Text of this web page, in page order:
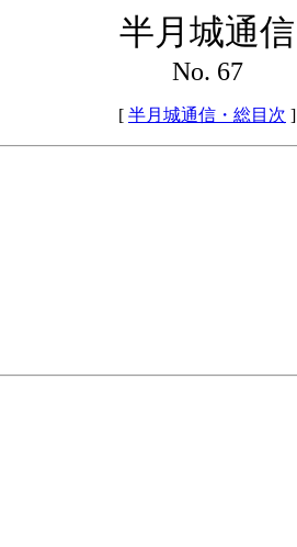
半月城通信
No. 67
[ 半月城通信・総目次 ]